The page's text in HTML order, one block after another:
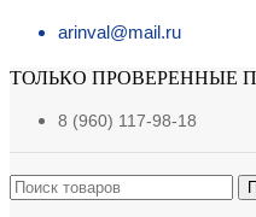
arinval@mail.ru
ТОЛЬКО ПРОВЕРЕННЫЕ
8 (960) 117-98-18